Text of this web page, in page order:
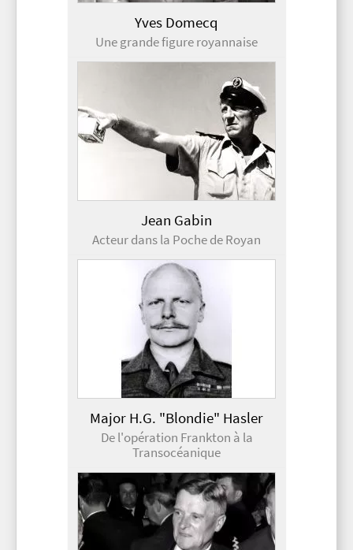
Yves Domecq
Une grande figure royannaise
Jean Gabin
Acteur dans la Poche de Royan
Major H.G. "Blondie" Hasler
De l'opération Frankton à la
Transocéanique